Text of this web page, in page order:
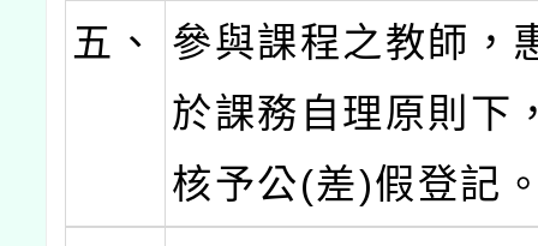
五、
參與課程之教師，
於課務自理原則下
核予公(差)假登記